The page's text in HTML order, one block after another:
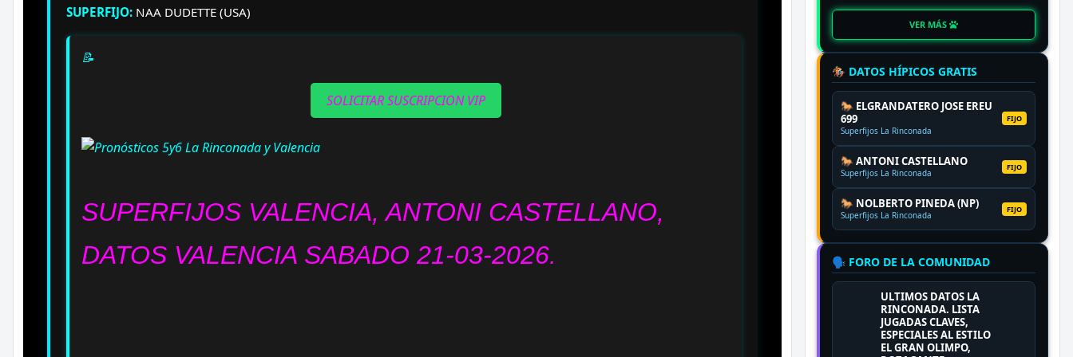
SUPERFIJO: NAA DUDETTE (USA)
📝
SOLICITAR SUSCRIPCION VIP
SUPERFIJOS VALENCIA, ANTONI CASTELLANO,
DATOS VALENCIA SABADO 21-03-2026.
VER MÁS
🏇 DATOS HÍPICOS GRATIS
🐎 ELGRANDATERO JOSE EREU
699
Superfijos La Rinconada
FIJO
🐎 ANTONI CASTELLANO
Superfijos La Rinconada
FIJO
🐎 NOLBERTO PINEDA (NP)
Superfijos La Rinconada
FIJO
🗣️ FORO DE LA COMUNIDAD
ULTIMOS DATOS LA
RINCONADA. LISTA
JUGADAS CLAVES,
ESPECIALES AL ESTILO
EL GRAN OLIMPO,